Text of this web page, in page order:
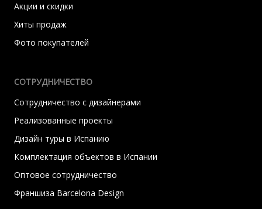
Акции и скидки
Хиты продаж
Фото покупателей
СОТРУДНИЧЕСТВО
Сотрудничество с дизайнерами
Реализованные проекты
Дизайн туры в Испанию
Комплектация объектов в Испании
Оптовое сотрудничество
Франшиза Barcelona Design